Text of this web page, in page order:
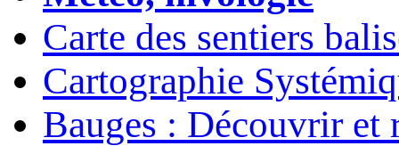
Carte des sentiers
Cartographie
Bauges : Découvrir et